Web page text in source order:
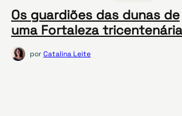
Os guardiões das dunas de
uma Fortaleza tricentenária
porCatalina Leite